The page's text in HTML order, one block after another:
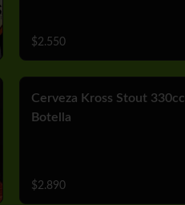
$2.550
Cerveza Kross Stout 330cc
Botella
$2.890